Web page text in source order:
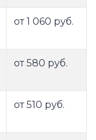
от 1 060 руб.
от 580 руб.
от 510 руб.